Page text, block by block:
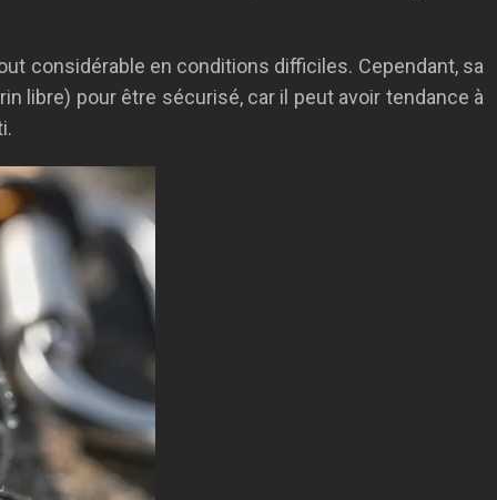
considérable en conditions difficiles. Cependant, sa
libre) pour être sécurisé, car il peut avoir tendance à